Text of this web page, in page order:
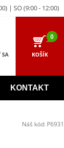
| SO (9:00 - 12:00)
SA
0
KOŠÍK
KONTAKT
Náš kód: P6931